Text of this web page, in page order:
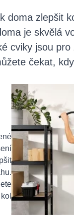
doma zlepšit
je skvělá
cviky jsou
čekat,